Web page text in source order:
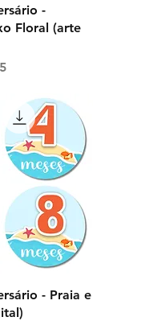
rápida
-
Floral (arte
rápida- Praia e